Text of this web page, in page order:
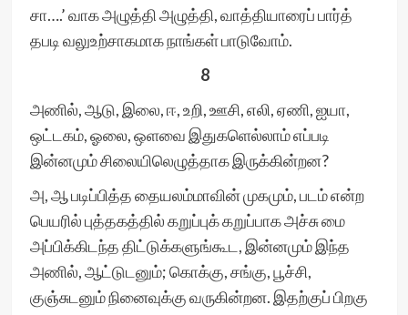
சா….’ வாக அழுத்தி அழுத்தி, வாத்தியாரைப் பார்த்
தபடி வலுஉற்சாகமாக நாங்கள் பாடுவோம்.
8
அணில், ஆடு, இலை, ஈ, உறி, ஊசி, எலி, ஏணி, ஐயா,
ஒட்டகம், ஓலை, ஒளவை இதுகளெல்லாம் எப்படி
இன்னமும் சிலையிலெழுத்தாக இருக்கின்றன?
அ, ஆ படிப்பித்த தையலம்மாவின் முகமும், படம் என்ற
பெயரில் புத்தகத்தில் கறுப்புக் கறுப்பாக அச்சு மை
அப்பிக்கிடந்த திட்டுக்களுங்கூட, இன்னமும் இந்த
அணில், ஆட்டுடனும்; கொக்கு, சங்கு, பூச்சி,
குஞ்சுடனும் நினைவுக்கு வருகின்றன. இதற்குப் பிறகு